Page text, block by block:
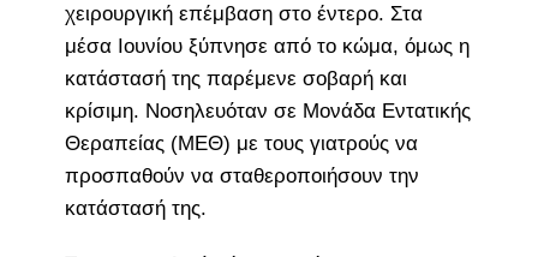
χειρουργική επέμβαση στο έντερο. Στα
μέσα Ιουνίου ξύπνησε από το κώμα, όμως η
κατάστασή της παρέμενε σοβαρή και
κρίσιμη. Νοσηλευόταν σε Μονάδα Εντατικής
Θεραπείας (ΜΕΘ) με τους γιατρούς να
προσπαθούν να σταθεροποιήσουν την
κατάστασή της.